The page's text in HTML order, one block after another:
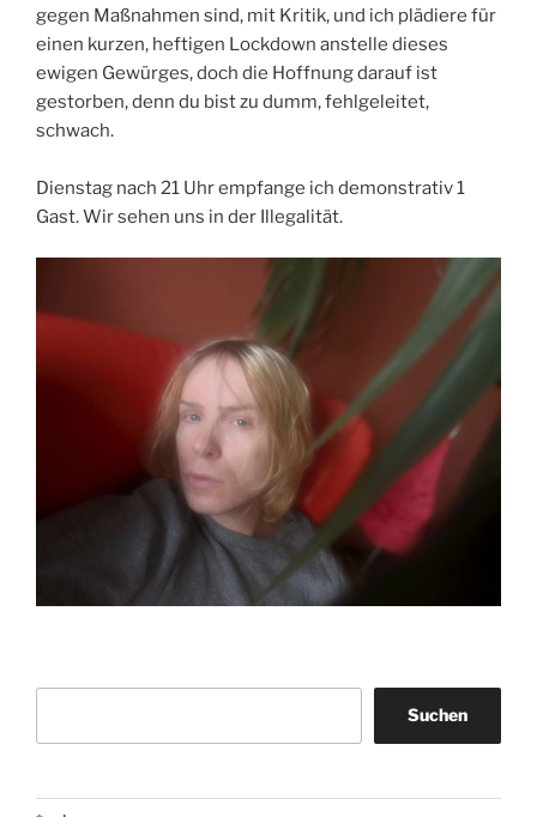
gegen Maßnahmen sind, mit Kritik, und ich plädiere für
einen kurzen, heftigen Lockdown anstelle dieses
ewigen Gewürges, doch die Hoffnung darauf ist
gestorben, denn du bist zu dumm, fehlgeleitet,
schwach.
Dienstag nach 21 Uhr empfange ich demonstrativ 1
Gast. Wir sehen uns in der Illegalität.
Suchen